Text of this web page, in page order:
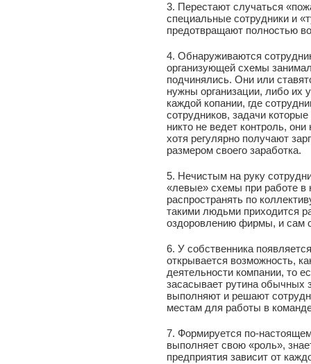
3. Перестают случаться
специальные сотрудники и
предотвращают полностью
4. Обнаруживаются
организующей схемы
подчинялись. Они или
нужны организации, либо их
каждой копании, где
сотрудников, задачи
никто не ведет контроль,
хотя регулярно получают
размером своего заработка.
5. Нечистым на руку
«левые» схемы при работе в
распространять по
такими людьми приходится
оздоровлению фирмы, и сам
6. У собственника
открывается возможность,
деятельности компании, то
засасывает рутина обычных
выполняют и решают
местам для работы в
7. Формируется по-
выполняет свою «роль»,
предприятия зависит от